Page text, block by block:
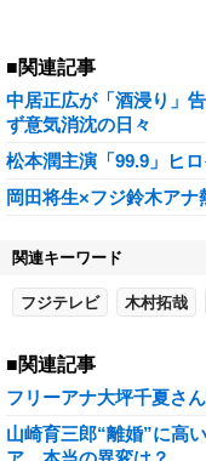
■関連記事
中居正広が「酒浸り」
ず意気消沈の日々
松本潤主演「99.9」ヒ
岡田将生×フジ鈴木ア
関連キーワード
フジテレビ 木村拓哉
■関連記事
フリーアナ大坪千夏さ
山崎育三郎“離婚”に高